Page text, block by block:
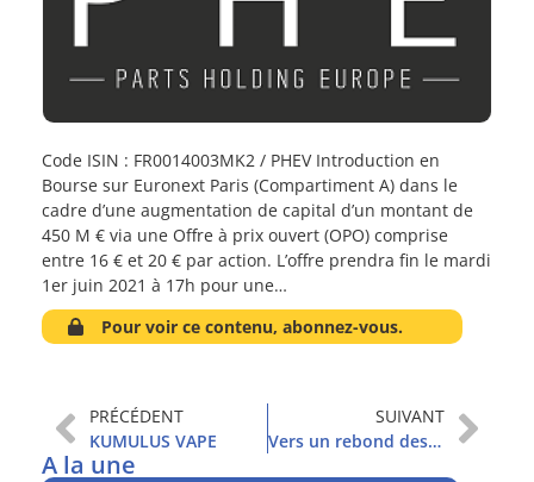
Code ISIN : FR0014003MK2 / PHEV Introduction en
Bourse sur Euronext Paris (Compartiment A) dans le
cadre d’une augmentation de capital d’un montant de
450 M € via une Offre à prix ouvert (OPO) comprise
entre 16 € et 20 € par action. L’offre prendra fin le mardi
1er juin 2021 à 17h pour une…
Pour voir ce contenu, abonnez-vous.
PRÉCÉDENT
KUMULUS VAPE
SUIVANT
Vers un rebond des actions chinoises ?
A la une